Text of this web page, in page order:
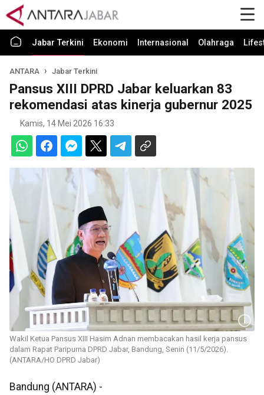
Jabar Terkini Ekonomi Internasional Olahraga
ANTARA Jabar Terkini
Pansus XIII DPRD Jabar keluarkan 83
rekomendasi atas kinerja gubernur 2025
Kamis, 14 Mei 2026 16:33
Wakil Ketua Pansus XIII Hasim Adnan membacakan hasil kerja pansus
dalam Rapat Paripurna DPRD Jabar, Bandung, Senin (11/5/2026).
(ANTARA/HO DPRD Jabar)
Bandung (ANTARA) -